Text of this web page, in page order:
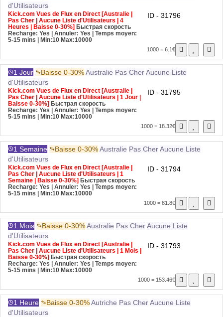
d'Utilisateurs
Kick.com Vues de Flux en Direct [Australie |
Pas Cher | Aucune Liste d'Utilisateurs | 4
Heures | Baisse 0-30%] Быстрая скорость
Recharge: Yes | Annuler: Yes | Temps moyen:
5-15 mins
| Min:10 Max:10000
ID - 31796
1000 = 6.1€
1 Jour Baisse 0-30%Australie Pas CherAucune Liste
d'Utilisateurs
Kick.com Vues de Flux en Direct [Australie |
Pas Cher | Aucune Liste d'Utilisateurs | 1 Jour |
Baisse 0-30%] Быстрая скорость
Recharge: Yes | Annuler: Yes | Temps moyen:
5-15 mins
| Min:10 Max:10000
ID - 31795
1000 = 18.32€
1 Semaine Baisse 0-30%Australie Pas CherAucune Liste
d'Utilisateurs
Kick.com Vues de Flux en Direct [Australie |
Pas Cher | Aucune Liste d'Utilisateurs | 1
Semaine | Baisse 0-30%] Быстрая скорость
Recharge: Yes | Annuler: Yes | Temps moyen:
5-15 mins
| Min:10 Max:10000
ID - 31794
1000 = 81.8€
1 Mois Baisse 0-30%Australie Pas CherAucune Liste
d'Utilisateurs
Kick.com Vues de Flux en Direct [Australie |
Pas Cher | Aucune Liste d'Utilisateurs | 1 Mois |
Baisse 0-30%] Быстрая скорость
Recharge: Yes | Annuler: Yes | Temps moyen:
5-15 mins
| Min:10 Max:10000
ID - 31793
1000 = 153.46€
1 Heure Baisse 0-30%Autriche Pas CherAucune Liste
d'Utilisateurs